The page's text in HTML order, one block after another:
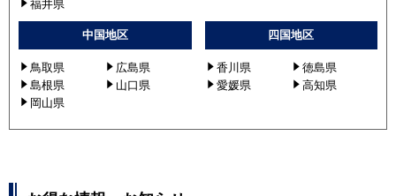
福井県
中国地区
鳥取県
広島県
島根県
山口県
岡山県
四国地区
香川県
徳島県
愛媛県
高知県